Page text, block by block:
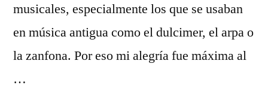
musicales, especialmente los que se usaban
en música antigua como el dulcimer, el arpa o
la zanfona. Por eso mi alegría fue máxima al
…